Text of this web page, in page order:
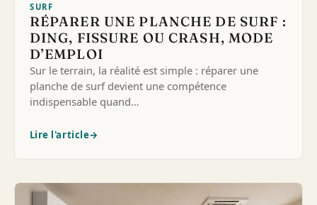
SURF
RÉPARER UNE PLANCHE DE SURF :
DING, FISSURE OU CRASH, MODE
D’EMPLOI
Sur le terrain, la réalité est simple : réparer une
planche de surf devient une compétence
indispensable quand…
Lire l'article→